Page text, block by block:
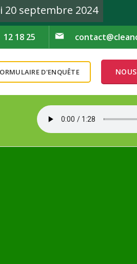
12 18 25
D'ENQUÊTE
20 septembre 2024